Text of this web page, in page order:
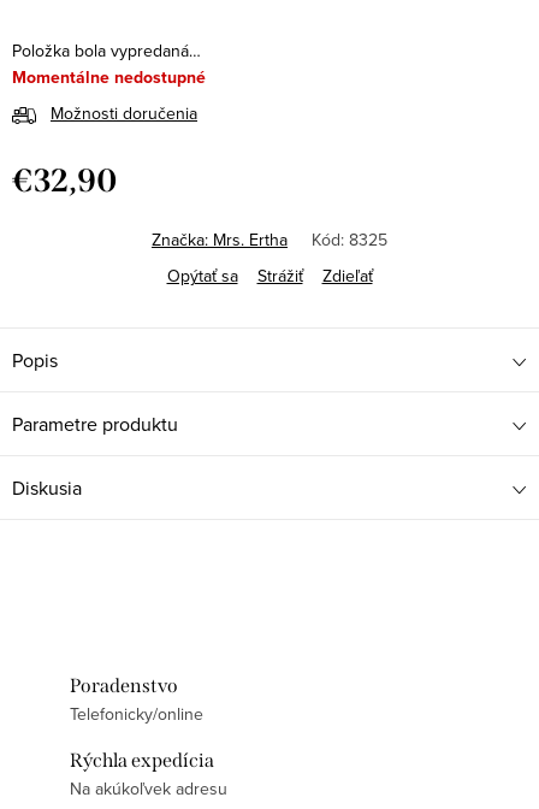
Položka bola vypredaná…
Momentálne nedostupné
Možnosti doručenia
€32,90
Značka: Mrs. Ertha Kód: 8325
Opýtať sa
Strážiť Zdieľať
Popis
Parametre produktu
Diskusia
Poradenstvo
Telefonicky/online
Rýchla expedícia
Na akúkoľvek adresu